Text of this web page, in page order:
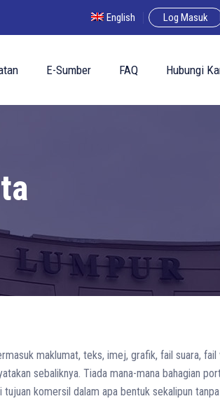
English Log Masuk
E-Sumber FAQ Hubungi
maklumat, teks, imej, grafik, fail suara, fail
sebaliknya. Tiada mana-mana bahagian
komersil dalam apa bentuk sekalipun